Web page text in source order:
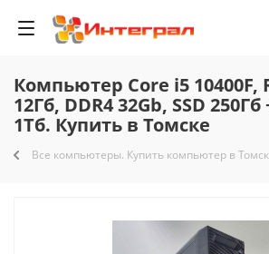
Компьютер Core i5 10400F,
12Гб, DDR4 32Gb, SSD 250Гб
1Тб. Купить в Томске
Все компьютеры. Купить компьютер в